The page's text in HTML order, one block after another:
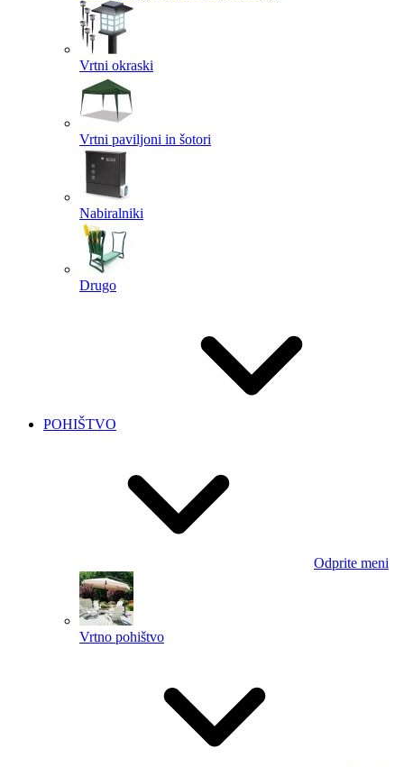
Vrtni okraski
Vrtni paviljoni in šotori
Nabiralniki
Drugo
POHIŠTVO
Odprite meni
Vrtno pohištvo